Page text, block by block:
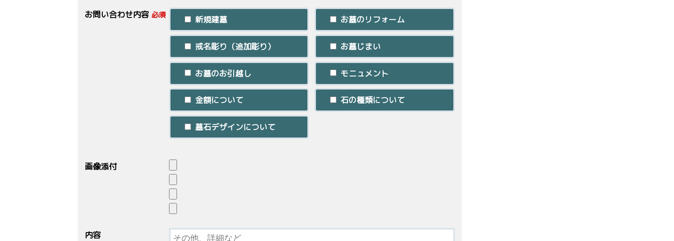
お問い合わせ内容 必須 新規建墓 お墓のリフォーム
戒名彫り（追加彫り） お墓じまい
お墓のお引越し モニュメント
金額について 石の種類について
墓石デザインについて
画像添付
内容